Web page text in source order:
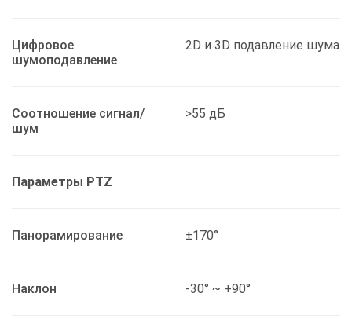
Цифровое
шумоподавление
2D и 3D подавление шума
Соотношение сигнал/
шум
>55 дБ
Параметры PTZ
Панорамирование ±170°
Наклон -30° ~ +90°